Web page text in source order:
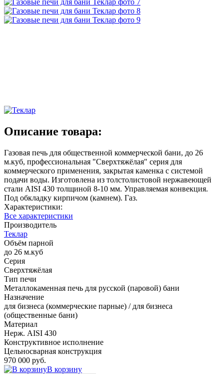
Описание товара:
Газовая печь для общественной коммерческой бани, до 26
м.куб, профессиональная "Сверхтяжёлая" серия для
коммерческого применения, закрытая каменка с системой
подачи воды. Изготовлена из толстолистовой нержавеющей
стали AISI 430 толщиной 8-10 мм. Управляемая конвекция.
Под обкладку кирпичом (камнем). Газ.
Характеристики:
Все характеристики
Производитель
Теклар
Объём парной
до 26 м.куб
Серия
Сверхтяжёлая
Тип печи
Металлокаменная печь для русской (паровой) бани
Назначение
для бизнеса (коммерческие парные) / для бизнеса
(общественные бани)
Материал
Нерж. AISI 430
Конструктивное исполнение
Цельносварная конструкция
970 000 руб.
В корзину